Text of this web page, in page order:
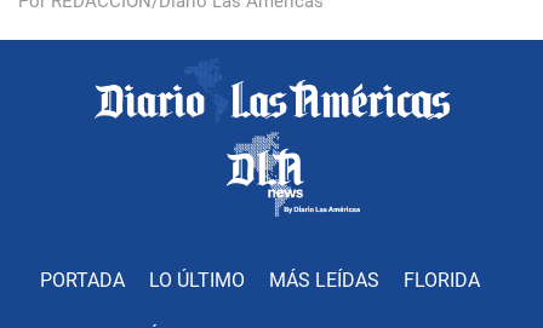
PORTADA LO ÚLTIMO MÁS LEÍDAS FLORIDA